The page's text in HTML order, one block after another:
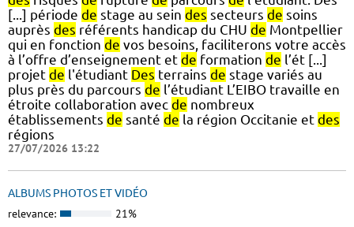
[...] période de stage au sein des secteurs de soins
auprès des référents handicap du CHU de Montpellier
qui en fonction de vos besoins, faciliterons votre accès
à l’offre d’enseignement et de formation de l’ét [...]
projet de l'étudiant Des terrains de stage variés au
plus près du parcours de l’étudiant L’EIBO travaille en
étroite collaboration avec de nombreux
établissements de santé de la région Occitanie et des
régions
27/07/2026 13:22
ALBUMS PHOTOS ET VIDÉO
relevance: 21%